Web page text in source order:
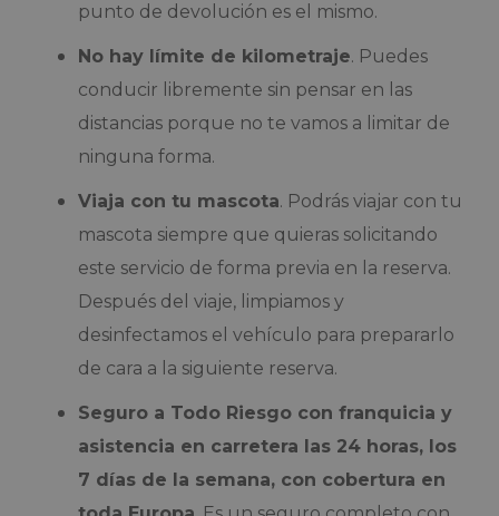
punto de devolución es el mismo.
No hay límite de kilometraje. Puedes
conducir libremente sin pensar en las
distancias porque no te vamos a limitar de
ninguna forma.
Viaja con tu mascota. Podrás viajar con tu
mascota siempre que quieras solicitando
este servicio de forma previa en la reserva.
Después del viaje, limpiamos y
desinfectamos el vehículo para prepararlo
de cara a la siguiente reserva.
Seguro a Todo Riesgo con franquicia y
asistencia en carretera las 24 horas, los
7 días de la semana, con cobertura en